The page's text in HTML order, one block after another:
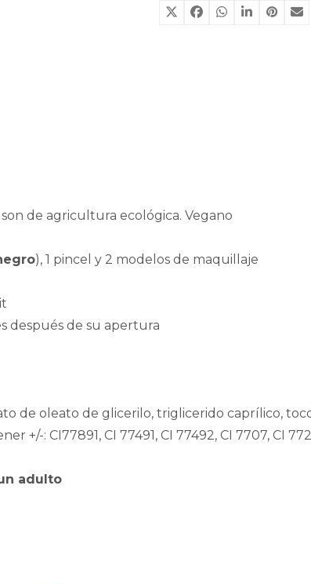
colores
de agricultura ecológica. Vegano
), 1 pincel y 2 modelos de maquillaje
después de su apertura
de oleato de glicerilo, triglicerido caprílico,
+/-: CI77891, CI 77491, CI 77492, CI 7707, CI
adulto